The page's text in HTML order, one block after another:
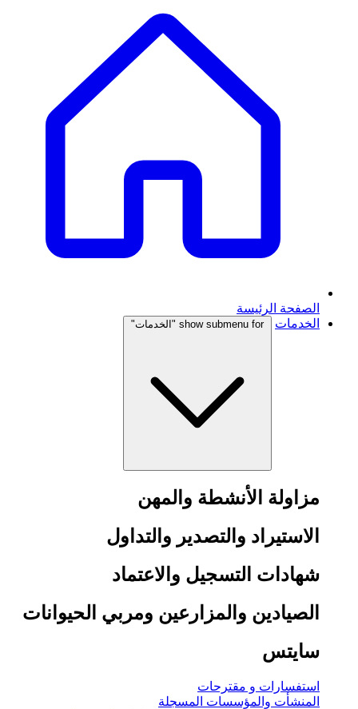
الصفحة الرئيسة
الخدمات
show submenu for "الخدمات"
مزاولة الأنشطة والمهن
الاستيراد والتصدير والتداول
شهادات التسجيل والاعتماد
الصيادين والمزارعين ومربي الحيوانات
سايتس
استفسارات و مقترحات
المنشأت والمؤسسات المسجلة